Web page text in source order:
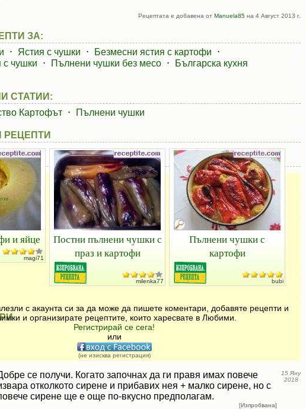
Рецептата е добавена от Manuela85 на 4 Август 2013 г.
ЗА:
⋅ Ястия с чушки ⋅ Безмесни ястия с картофи
⋅
с чушки
⋅ Пълнени чушки без месо ⋅ Българска кухня
СТАТИИ:
Картофът ⋅ Пълнени чушки
РЕЦЕПТИ
и яйце
magi71
Постни пълнени чушки с
праз и картофи
milenka77
Пълнени чушки с
картофи
bubi
с акаунта си за да може да пишете коментари, добавяте рецепти и
и организирате рецептите, които харесвате в Любими.
Регистрирай се сега!
или
(не изисква регистрация)
се получи. Когато започнах да ги правя имах повече
отколкото сирене и прибавих нея + малко сирене, но с
сирене ще е още по-вкусно предполагам.
[Изпробвана]
15 Яну
2018